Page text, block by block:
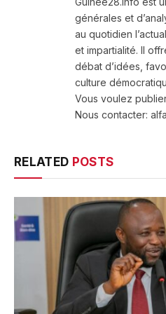
générales et
au quotidien
et impartialité. Il
débat d’idées,
culture
Vous voulez
Nous contacter:
RELATED POSTS